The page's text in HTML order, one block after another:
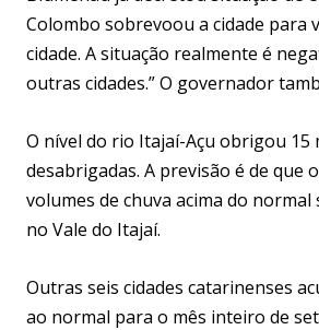
Colombo sobrevoou a cidade para
cidade. A situação realmente é
outras cidades.” O governador
O nível do rio Itajaí-Açu obrigou 15
desabrigadas. A previsão é de que
volumes de chuva acima do
no Vale do Itajaí.
Outras seis cidades catarinenses
ao normal para o mês inteiro de